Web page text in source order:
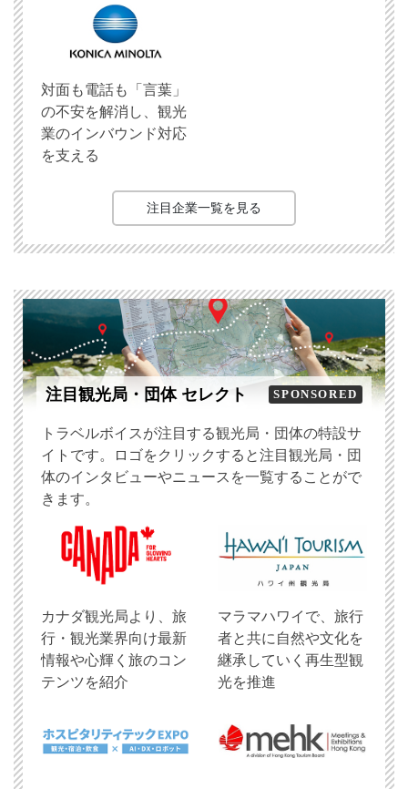
対面も電話も「言葉」
の不安を解消し、観光
業のインバウンド対応
を支える
注目企業一覧を見る
注目観光局・団体 セレクト SPONSORED
トラベルボイスが注目する観光局・団体の特設サ
イトです。ロゴをクリックすると注目観光局・団
体のインタビューやニュースを一覧することがで
きます。
​カナダ観光局より、旅
行・観光業界向け最新
情報や心輝く旅のコン
テンツを紹介
マラマハワイで、旅行
者と共に自然や文化を
継承していく再生型観
光を推進